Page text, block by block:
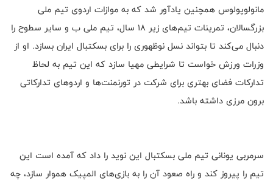
مانولوپولوس همچنین یادآور شد که به موازات اردوی تیم ملی
بزرگسالان، تمرینات تیم‌های زیر 18 سال، تیم ملی ب و سایر سطوح را
دنبال می‌کند تا بتواند نسل نوظهوری را برای بسکتبال ایران بسازد. او از
وزرات ورزش خواست تا شرایطی مهیا سازد که این تیم به لحاظ
تدارکات فضای بهتری برای شرکت در تورنمنت‌ها و اردوهای تدارکاتی
برون مرزی داشته باشد.
سرمربی یونانی تیم ملی بسکتبال این نوید را داد که آمده است این
تیم را پیروز کند و راه صعود آن را به بازی‌های المپیک هموار سازد، چه